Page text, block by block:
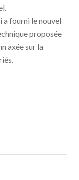
a fourni le nouvel
proposée
axée sur la